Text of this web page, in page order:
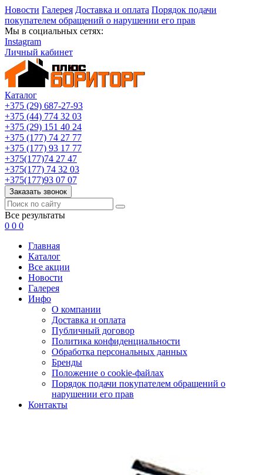
Новости Галерея Доставка и оплата Порядок подачи
покупателем обращений о нарушении его прав
Мы в социальных сетях:
Instagram
Личный кабинет
Каталог
+375 (29) 687-27-93
+375 (44) 774 32 03
+375 (29) 151 40 24
+375 (177) 74 27 77
+375 (177) 93 17 77
+375(177)74 27 47
+375(177) 74 32 03
+375(177)93 07 07
Заказать звонок
Все результаты
0 0 0
Главная
Каталог
Все акции
Новости
Галерея
Инфо
О компании
Доставка и оплата
Публичный договор
Политика конфиденциальности
Обработка персональных данных
Бренды
Положение о cookie-файлах
Порядок подачи покупателем обращений о
нарушении его прав
Контакты